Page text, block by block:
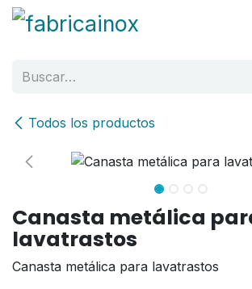
Ir al contenido
Todos los productos
Canasta metálica
lavatrastos
Canasta metálica para lavatrastos